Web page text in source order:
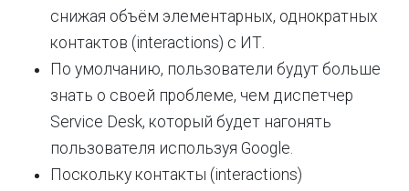
снижая объём элементарных, однократных
контактов (interactions) с ИТ.
По умолчанию, пользователи будут больше
знать о своей проблеме, чем диспетчер
Service Desk, который будет нагонять
пользователя используя Google.
Поскольку контакты (interactions)